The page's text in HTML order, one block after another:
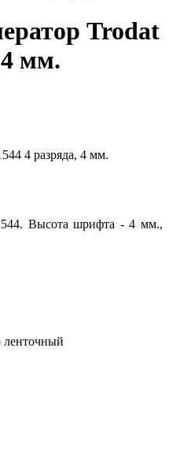
Trodat
4 мм.
Высота шрифта - 4 мм.,
ленточный